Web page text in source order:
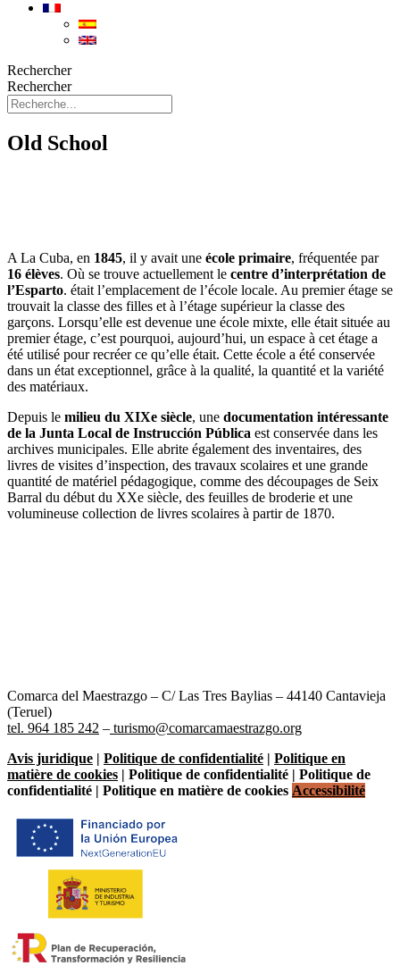
Rechercher
Rechercher
Old School
A La Cuba, en 1845, il y avait une école primaire, fréquentée par
16 élèves. Où se trouve actuellement le centre d’interprétation de
l’Esparto. était l’emplacement de l’école locale. Au premier étage se
trouvait la classe des filles et à l’étage supérieur la classe des
garçons. Lorsqu’elle est devenue une école mixte, elle était située au
premier étage, c’est pourquoi, aujourd’hui, un espace à cet étage a
été utilisé pour recréer ce qu’elle était. Cette école a été conservée
dans un état exceptionnel, grâce à la qualité, la quantité et la variété
des matériaux.
Depuis le milieu du XIXe siècle, une documentation intéressante
de la Junta Local de Instrucción Pública est conservée dans les
archives municipales. Elle abrite également des inventaires, des
livres de visites d’inspection, des travaux scolaires et une grande
quantité de matériel pédagogique, comme des découpages de Seix
Barral du début du XXe siècle, des feuilles de broderie et une
volumineuse collection de livres scolaires à partir de 1870.
Comarca del Maestrazgo – C/ Las Tres Baylias – 44140 Cantavieja
(Teruel)
tel. 964 185 242 – turismo@comarcamaestrazgo.org
Avis juridique | Politique de confidentialité | Politique en
matière de cookies | Politique de confidentialité | Politique de
confidentialité | Politique en matière de cookies Accessibilité